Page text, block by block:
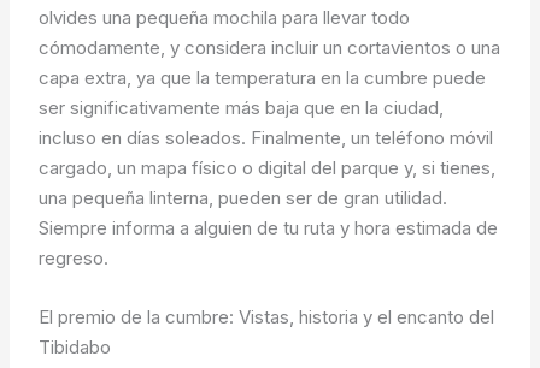
olvides una pequeña mochila para llevar todo
cómodamente, y considera incluir un cortavientos o una
capa extra, ya que la temperatura en la cumbre puede
ser significativamente más baja que en la ciudad,
incluso en días soleados. Finalmente, un teléfono móvil
cargado, un mapa físico o digital del parque y, si tienes,
una pequeña linterna, pueden ser de gran utilidad.
Siempre informa a alguien de tu ruta y hora estimada de
regreso.
El premio de la cumbre: Vistas, historia y el encanto del
Tibidabo